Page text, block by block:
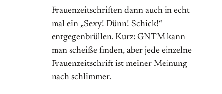
Frauenzeitschriften dann auch in echt
mal ein „Sexy! Dünn! Schick!“
entgegenbrüllen. Kurz: GNTM kann
man scheiße finden, aber jede einzelne
Frauenzeitschrift ist meiner Meinung
nach schlimmer.